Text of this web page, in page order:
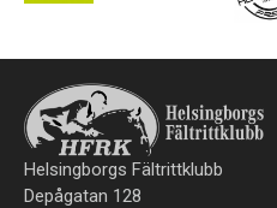
Helsingborgs Fältrittklubb
Depågatan 128